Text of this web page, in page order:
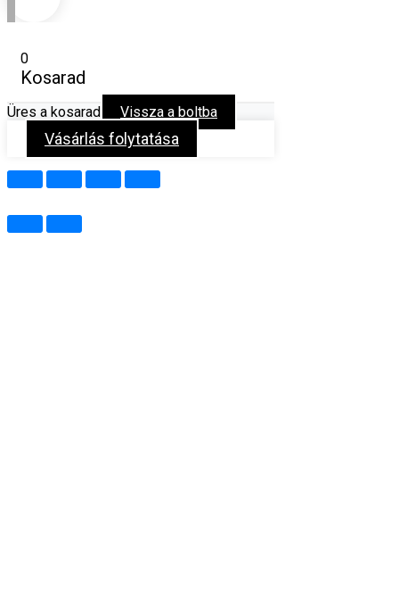
0
Kosarad
Üres a kosarad Vissza a boltba
Vásárlás folytatása